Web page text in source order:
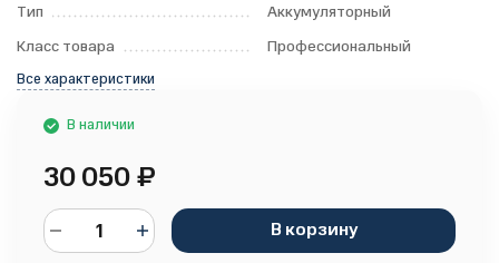
Тип
Аккумуляторный
Класс товара
Профессиональный
Все характеристики
В наличии
30 050₽
В корзину